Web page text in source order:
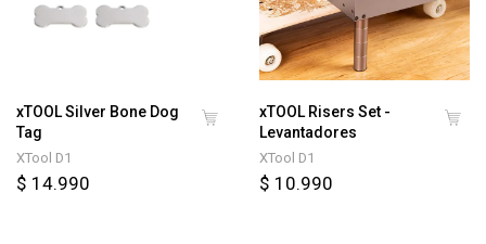
xTOOL Silver Bone Dog
Tag
XTool D1
$ 14.990
xTOOL Risers Set -
Levantadores
XTool D1
$ 10.990